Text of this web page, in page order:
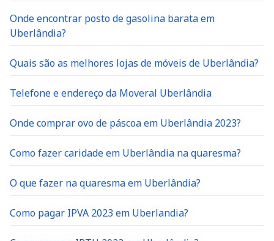
Onde encontrar posto de gasolina barata em
Uberlândia?
Quais são as melhores lojas de móveis de Uberlândia?
Telefone e endereço da Moveral Uberlândia
Onde comprar ovo de páscoa em Uberlândia 2023?
Como fazer caridade em Uberlândia na quaresma?
O que fazer na quaresma em Uberlândia?
Como pagar IPVA 2023 em Uberlandia?